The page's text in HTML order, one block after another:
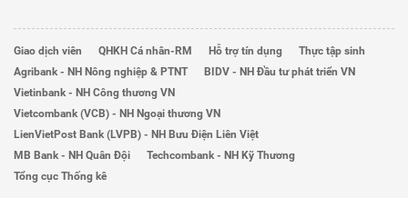
Giao dịch viên QHKH Cá nhân-RM Hỗ trợ tín dụng
Thực tập sinh
Agribank - NH Nông nghiệp & PTNT
BIDV - NH Đầu tư phát triển VN
Vietinbank - NH Công thương VN
Vietcombank (VCB) - NH Ngoại thương VN
LienVietPost Bank (LVPB) - NH Bưu Điện Liên Việt
MB Bank - NH Quân Đội
Techcombank - NH Kỹ Thương
Tổng cục Thống kê